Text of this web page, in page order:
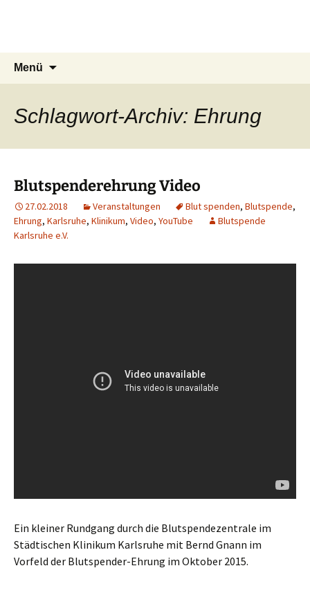
Menü
Schlagwort-Archiv: Ehrung
Blutspenderehrung Video
27.02.2018 Veranstaltungen Blut spenden, Blutspende,
Ehrung, Karlsruhe, Klinikum, Video, YouTube
Blutspende
Karlsruhe e.V.
Ein kleiner Rundgang durch die Blutspendezentrale im
Städtischen Klinikum Karlsruhe mit Bernd Gnann im
Vorfeld der Blutspender-Ehrung im Oktober 2015.